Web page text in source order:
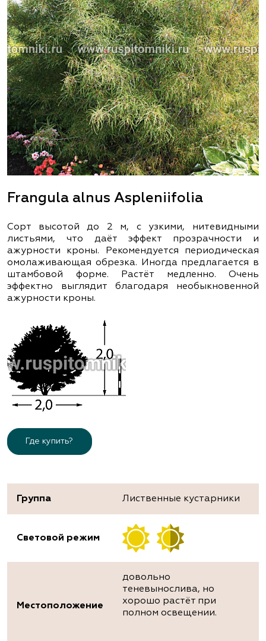
Frangula alnus Aspleniifolia
Сорт высотой до 2 м, с узкими, нитевидными
листьями, что даёт эффект прозрачности и
ажурности кроны. Рекомендуется периодическая
омолаживающая обрезка. Иногда предлагается в
штамбовой форме. Растёт медленно. Очень
эффектно выглядит благодаря необыкновенной
ажурности кроны.
Где купить?
Группа Лиственные кустарники
Световой режим
Местоположение
довольно
теневынослива, но
хорошо растёт при
полном освещении.